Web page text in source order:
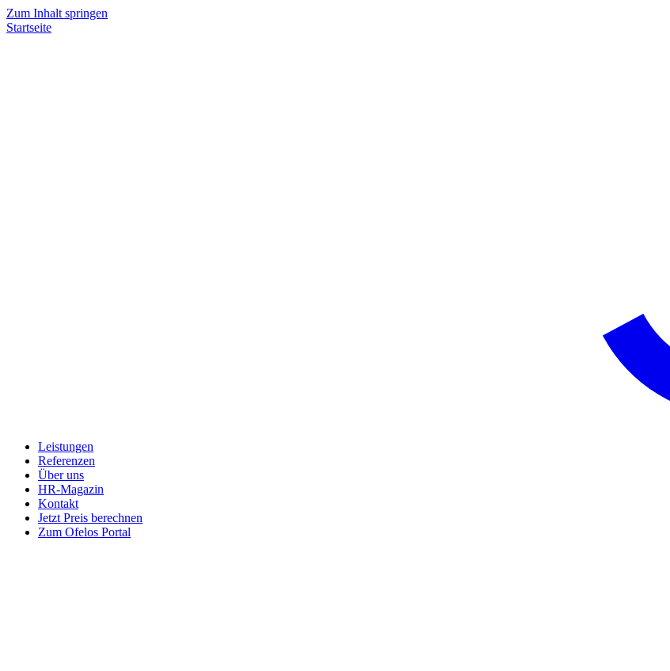
Zum Inhalt springen
Startseite
Leistungen
Referenzen
Über uns
HR-Magazin
Kontakt
Jetzt Preis berechnen
Zum Ofelos Portal